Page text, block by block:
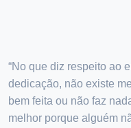
“No que diz respeito ao
dedicação, não existe
bem feita ou não faz
melhor porque alguém